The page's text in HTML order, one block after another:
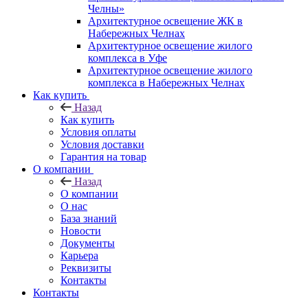
Челны»
Архитектурное освещение ЖК в
Набережных Челнах
Архитектурное освещение жилого
комплекса в Уфе
Архитектурное освещение жилого
комплекса в Набережных Челнах
Как купить
Назад
Как купить
Условия оплаты
Условия доставки
Гарантия на товар
О компании
Назад
О компании
О нас
База знаний
Новости
Документы
Карьера
Реквизиты
Контакты
Контакты